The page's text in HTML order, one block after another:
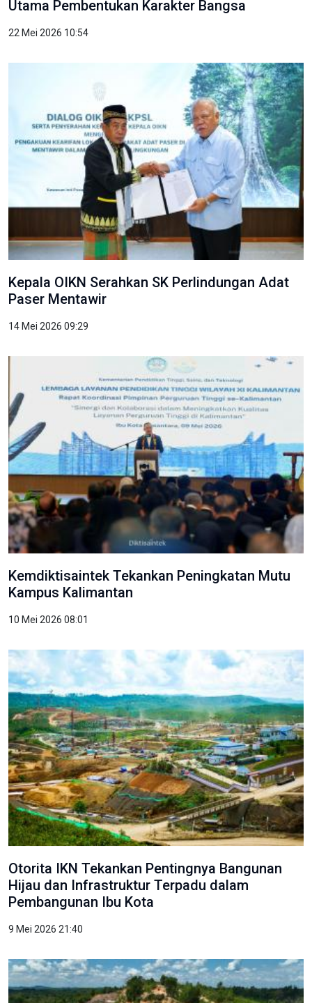
Utama Pembentukan Karakter Bangsa
22 Mei 2026 10:54
Kepala OIKN Serahkan SK Perlindungan Adat
Paser Mentawir
14 Mei 2026 09:29
Kemdiktisaintek Tekankan Peningkatan Mutu
Kampus Kalimantan
10 Mei 2026 08:01
Otorita IKN Tekankan Pentingnya Bangunan
Hijau dan Infrastruktur Terpadu dalam
Pembangunan Ibu Kota
9 Mei 2026 21:40